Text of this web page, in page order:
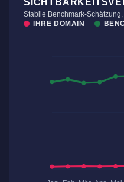
Stabile Benchmark-
IHRE DOMAIN